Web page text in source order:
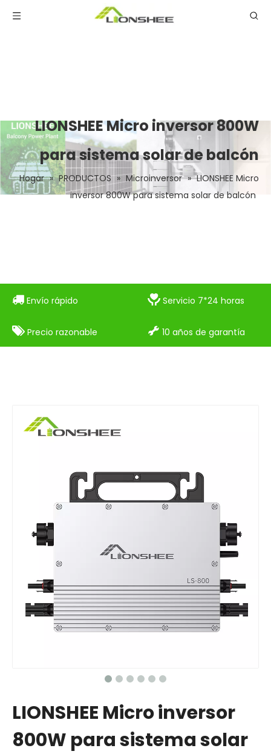
LIONSHEE Micro inversor 800W
para sistema solar de balcón
Hogar » PRODUCTOS » Microinversor » LIONSHEE Micro
inversor 800W para sistema solar de balcón
 Envío rápido  Servicio 7*24 horas
 Precio razonable  10 años de garantía
LIONSHEE Micro inversor
800W para sistema solar